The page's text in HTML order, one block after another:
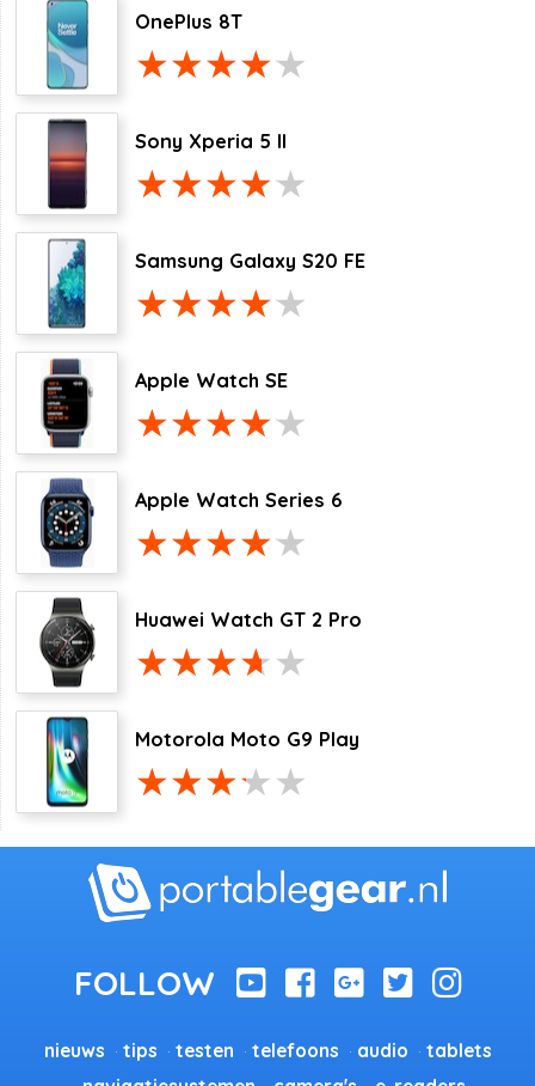
OnePlus 8T
Sony Xperia 5 II
Samsung Galaxy S20 FE
Apple Watch SE
Apple Watch Series 6
Huawei Watch GT 2 Pro
Motorola Moto G9 Play
nieuws tips testen telefoons audio
tablets